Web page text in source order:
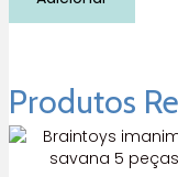
fofinho
Friends
Littel
Dutch
Produtos